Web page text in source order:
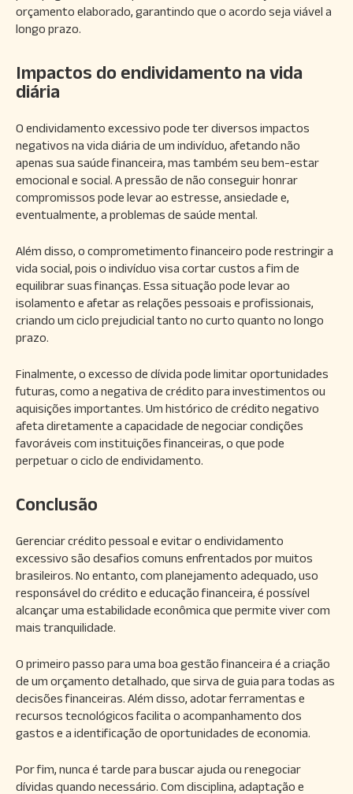
orçamento elaborado, garantindo que o acordo seja viável a
longo prazo.
Impactos do endividamento na vida
diária
O endividamento excessivo pode ter diversos impactos
negativos na vida diária de um indivíduo, afetando não
apenas sua saúde financeira, mas também seu bem-estar
emocional e social. A pressão de não conseguir honrar
compromissos pode levar ao estresse, ansiedade e,
eventualmente, a problemas de saúde mental.
Além disso, o comprometimento financeiro pode restringir a
vida social, pois o indivíduo visa cortar custos a fim de
equilibrar suas finanças. Essa situação pode levar ao
isolamento e afetar as relações pessoais e profissionais,
criando um ciclo prejudicial tanto no curto quanto no longo
prazo.
Finalmente, o excesso de dívida pode limitar oportunidades
futuras, como a negativa de crédito para investimentos ou
aquisições importantes. Um histórico de crédito negativo
afeta diretamente a capacidade de negociar condições
favoráveis com instituições financeiras, o que pode
perpetuar o ciclo de endividamento.
Conclusão
Gerenciar crédito pessoal e evitar o endividamento
excessivo são desafios comuns enfrentados por muitos
brasileiros. No entanto, com planejamento adequado, uso
responsável do crédito e educação financeira, é possível
alcançar uma estabilidade econômica que permite viver com
mais tranquilidade.
O primeiro passo para uma boa gestão financeira é a criação
de um orçamento detalhado, que sirva de guia para todas as
decisões financeiras. Além disso, adotar ferramentas e
recursos tecnológicos facilita o acompanhamento dos
gastos e a identificação de oportunidades de economia.
Por fim, nunca é tarde para buscar ajuda ou renegociar
dívidas quando necessário. Com disciplina, adaptação e